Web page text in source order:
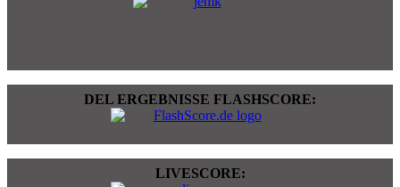
DEL ERGEBNISSE FLASHSCORE:
LIVESCORE: